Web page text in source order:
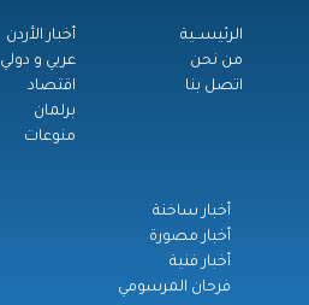
الرئيســية
من نحن
اتصل بنا
أخبار الأردن
عربي و دولي
اقتصاد
برلمان
منوعات
أخبار ساخنة
أخبار مصورة
أخبار فنية
فرحان المرسومي